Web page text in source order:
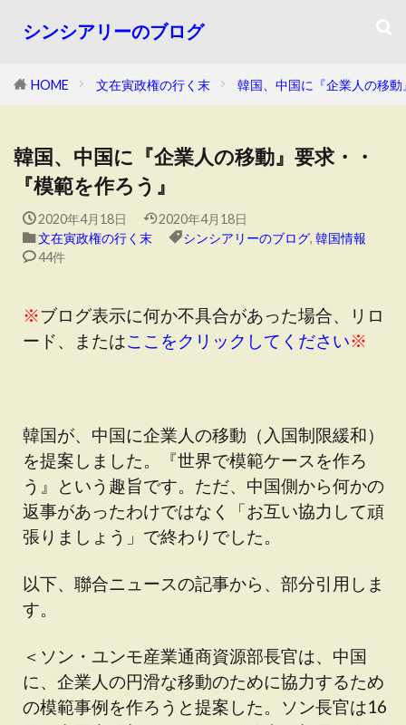
シンシアリーのブログ
HOME 文在寅政権の行く末 韓国、中国に『企業人の移
韓国、中国に『企業人の移動』要求・・
『模範を作ろう』
2020年4月18日
2020年4月18日
文在寅政権の行く末
シンシアリーのブログ, 韓国情報
44件
※ブログ表示に何か不具合があった場合、リロ
ード、またはここをクリックしてください※
韓国が、中国に企業人の移動（入国制限緩和）
を提案しました。『世界で模範ケースを作ろ
う』という趣旨です。ただ、中国側から何かの
返事があったわけではなく「お互い協力して頑
張りましょう」で終わりでした。
以下、聯合ニュースの記事から、部分引用しま
す。
＜ソン・ユンモ産業通商資源部長官は、中国
に、企業人の円滑な移動のために協力するため
の模範事例を作ろうと提案した。ソン長官は16